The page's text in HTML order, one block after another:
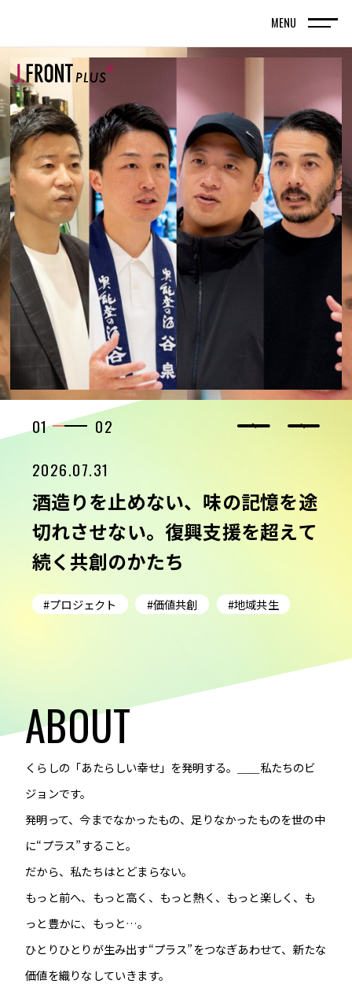
MENU
TOP トップページ
FRONT LINE 記事
SPECIAL EDITION 特集記事
百貨店が街の新しい風景を編んでいく。神戸旧居
留地で体現する、共創型まちづくりの実践
名古屋・栄エリアをデスティネーション（目的
地）に― グループシナジーと地域連携で街の魅
力を最大化
未来をより良く、面白くするー 従業員のWillを
起点に、スタートアップ企業との共創を目指すC
#サービス
会社案内
IR情報
サステナビリティ
採用情報
お問い合わせ
2026.04.22
百貨店の編集力を創造力に昇華さ
せる。「PATISSERIE ANNIVEL」
誕生の舞台裏
#プロジェクト #ブランドづくり
2026.07.31
酒造りを止めない、味の記憶を途
切れさせない。復興支援を超えて
続く共創のかたち
#プロジェクト #価値共創 #地域共生
2026.07.10
「ずっと、あきない。」に込めた
覚悟。大丸心斎橋店300周年に見
る「場のちから」
#プロジェクト #地域共栄 #価値共創
2026.06.12
パルコはなぜ、街を見続けるの
か。 40年以上にわたり「ACROS
S」が捉え続けてきた、変化
の“兆し”とその先
#ファッション #メディア #価値共創
2026.05.15
偶然の出会いを、ゲームにも。
『PARCO GAMES』が仕掛ける新
しいパブリッシングのかたち
#新規事業 #ブランドづくり #ありたい姿
2026.04.22
百貨店の編集力を創造力に昇華さ
せる。「PATISSERIE ANNIVEL」
誕生の舞台裏
#プロジェクト #ブランドづくり
2026.07.31
酒造りを止めない、味の記憶を途
切れさせない。復興支援を超えて
続く共創のかたち
#プロジェクト #価値共創 #地域共生
01 02
ABOUT
くらしの「あたらしい幸せ」を発明する。＿＿私たちのビ
ジョンです。
発明って、今までなかったもの、足りなかったものを世の中
に“プラス”すること。
だから、私たちはとどまらない。
もっと前へ、もっと高く、もっと熱く、もっと楽しく、も
っと豊かに、もっと…。
ひとりひとりが生み出す“プラス”をつなぎあわせて、新たな
価値を織りなしていきます。